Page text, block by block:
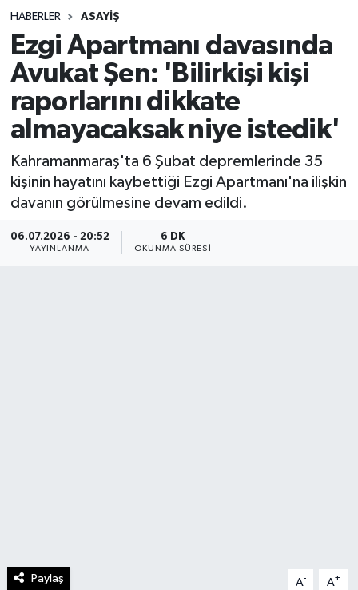
HABERLER ASAYIŞ
Ezgi Apartmanı davasında
Avukat Şen: 'Bilirkişi kişi
raporlarını dikkate
almayacaksak niye istedik'
Kahramanmaraş'ta 6 Şubat depremlerinde 35
kişinin hayatını kaybettiği Ezgi Apartmanı'na ilişkin
davanın görülmesine devam edildi.
06.07.2026 - 20:52
YAYINLANMA
6 DK
OKUNMA SÜRESI
Paylaş A- A+
Spor
Teknoloji